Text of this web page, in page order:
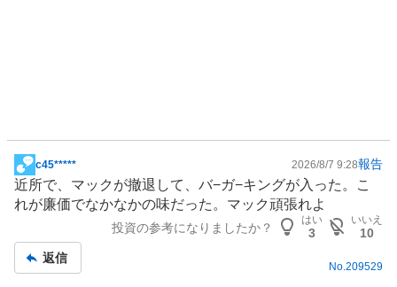
掲
示
板
c45***** 2026/8/7 9:28報告
近所で、マックが撤退して、バ−ガ−キングが入った。こ
れが廉価でなかなかの味だった。マック頑張れよ
投資の参考になりましたか？
はい
3
いいえ
10
返信
No.209529